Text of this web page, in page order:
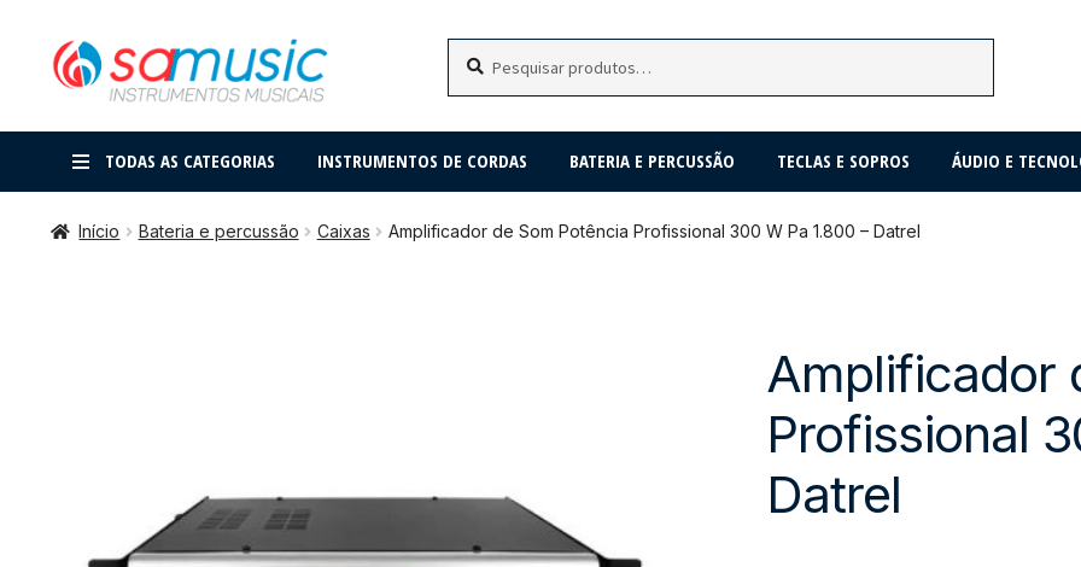
Pular
para
Pular
para
por:
TODAS AS CATEGORIAS INSTRUMENTOS DE CORDAS BATERIA E PERCUSSÃO TECLAS E SOPROS ÁUDIO E
Início Bateria e percussão Caixas Amplificador de Som Potência Profissional 300 W Pa 1.800 – Datrel
Amplificador
Profissional
Datrel